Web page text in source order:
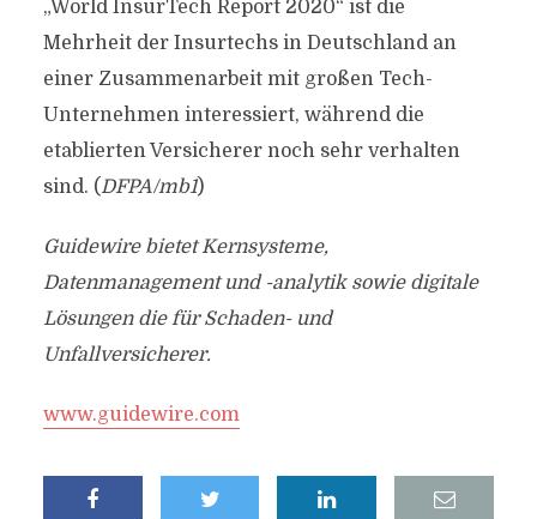
„World InsurTech Report 2020“ ist die
Mehrheit der Insurtechs in Deutschland an
einer Zusammenarbeit mit großen Tech-
Unternehmen interessiert, während die
etablierten Versicherer noch sehr verhalten
sind. (DFPA/mb1)
Guidewire bietet Kernsysteme,
Datenmanagement und -analytik sowie digitale
Lösungen die für Schaden- und
Unfallversicherer.
www.guidewire.com